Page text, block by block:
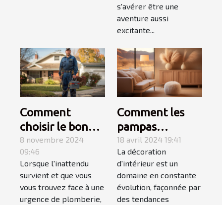
s'avérer être une
aventure aussi
excitante...
Comment
choisir le bon
service de
dépannage en
plomberie
d'urgence
8 novembre 2024
09:46
Lorsque l'inattendu
survient et que vous
vous trouvez face à une
urgence de plomberie,
Comment les
pampas
influencent les
tendances en
décoration
d'intérieur en
2023
18 avril 2024 19:41
La décoration
d'intérieur est un
domaine en constante
évolution, façonnée par
des tendances